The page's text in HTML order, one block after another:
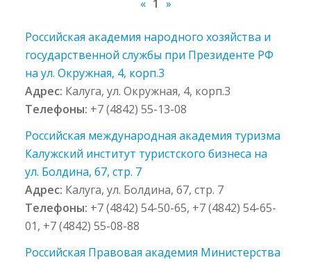
« 1 »
Российская академия народного хозяйства и
государственной службы при Президенте РФ
на ул. Окружная, 4, корп.3
Адрес: Калуга, ул. Окружная, 4, корп.3
Телефоны: +7 (4842) 55-13-08
Российская международная академия туризма
Калужский институт туристского бизнеса на
ул. Болдина, 67, стр. 7
Адрес: Калуга, ул. Болдина, 67, стр. 7
Телефоны: +7 (4842) 54-50-65, +7 (4842) 54-65-
01, +7 (4842) 55-08-88
Российская Правовая академия Министерства